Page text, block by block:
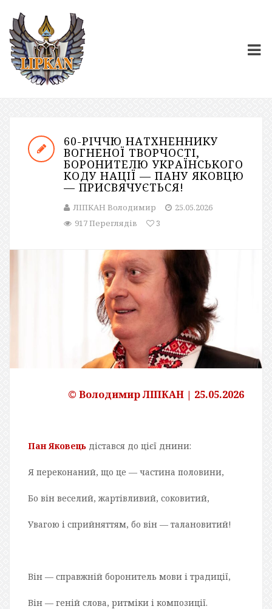
60-РІЧЧЮ НАТХНЕННИКУ
ВОГНЕНОЇ ТВОРЧОСТІ,
БОРОНИТЕЛЮ УКРАЇНСЬКОГО
КОДУ НАЦІЇ — ПАНУ ЯКОВЦЮ
— ПРИСВЯЧУЄТЬСЯ!
ЛІПКАН Володимир
25.05.2026
917 Переглядів
3
© Володимир ЛІПКАН | 25.05.2026
Пан Яковець дістався до цієї днини:
Я переконаний, що це — частина половини,
Бо він веселий, жартівливий, соковитий,
Увагою і сприйняттям, бо він — талановитий!
Він — справжній боронитель мови і традиції,
Він — геній слова, ритміки і композиції.